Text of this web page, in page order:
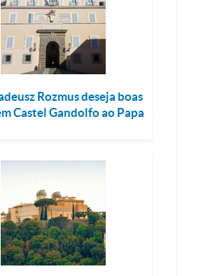
Rozmus deseja boas
Castel Gandolfo ao Papa